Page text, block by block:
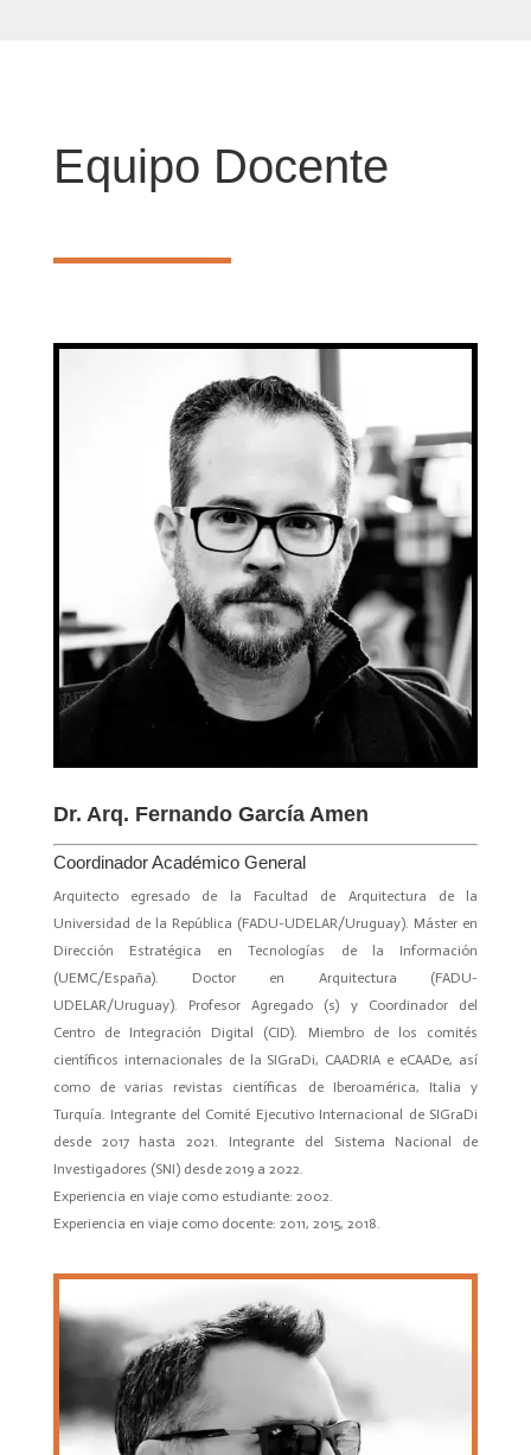
Equipo Docente
Dr. Arq. Fernando García Amen
Coordinador Académico General
Arquitecto egresado de la Facultad de Arquitectura de la
Universidad de la República (FADU-UDELAR/Uruguay). Máster en
Dirección Estratégica en Tecnologías de la Información
(UEMC/España). Doctor en Arquitectura (FADU-
UDELAR/Uruguay). Profesor Agregado (s) y Coordinador del
Centro de Integración Digital (CID). Miembro de los comités
científicos internacionales de la SIGraDi, CAADRIA e eCAADe, así
como de varias revistas científicas de Iberoamérica, Italia y
Turquía. Integrante del Comité Ejecutivo Internacional de SIGraDi
desde 2017 hasta 2021. Integrante del Sistema Nacional de
Investigadores (SNI) desde 2019 a 2022.
Experiencia en viaje como estudiante: 2002.
Experiencia en viaje como docente: 2011, 2015, 2018.